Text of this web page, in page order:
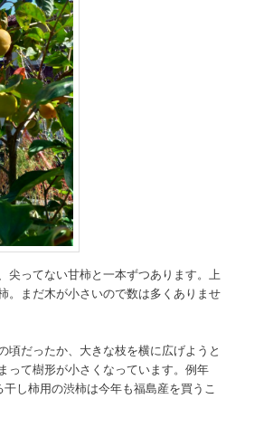
尖ってない甘柿と一本ずつあります。上
。まだ木が小さいので数は多くありませ
頃だったか、大きな枝を横に広げようと
って樹形が小さくなっています。例年
し柿用の渋柿は今年も福島産を買うこ